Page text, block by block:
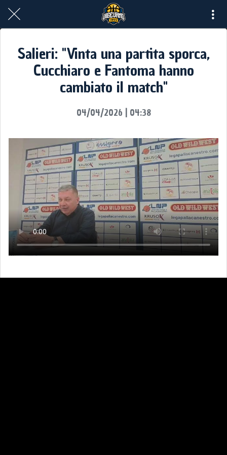
Salieri: "Vinta una partita sporca,
Cucchiaro e Fantoma hanno
cambiato il match"
04/04/2026 | 04:38